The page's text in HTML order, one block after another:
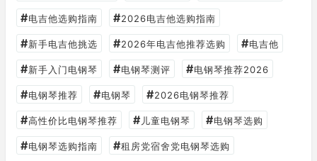
#电吉他选购指南 #2026电吉他选购指南
#新手电吉他挑选 #2026年电吉他推荐选购 #电吉他
#新手入门电钢琴 #电钢琴测评 #电钢琴推荐2026
#电钢琴推荐 #电钢琴 #2026电钢琴推荐
#高性价比电钢琴推荐 # 儿童电钢琴 #电钢琴选购
#电钢琴选购指南 #租房党宿舍党电钢琴选购